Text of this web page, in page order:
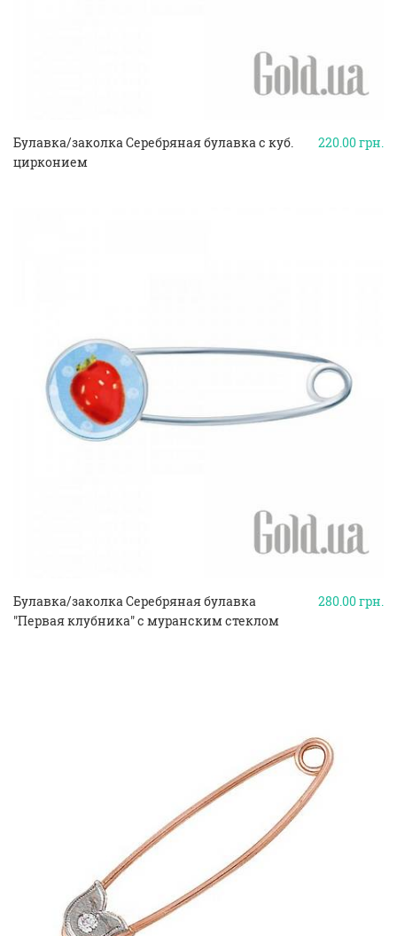
220.00грн.
Булавка/заколка Серебряная булавка с куб.
цирконием
280.00грн.
Булавка/заколка Серебряная булавка
"Первая клубника" с муранским стеклом